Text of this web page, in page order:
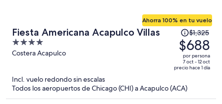
Fiesta Americana Acapulco Villas
4
out
Costera Acapulco
Ahorra 100% en tu vuelo
El
precio
era
de
$1,325
ahora
$1,325
$688
por persona
7 oct - 12 oct
precio hace 1 día
Incl. vuelo redondo sin escalas
Todos los aeropuertos de Chicago (CHI) a Acapulco (ACA)